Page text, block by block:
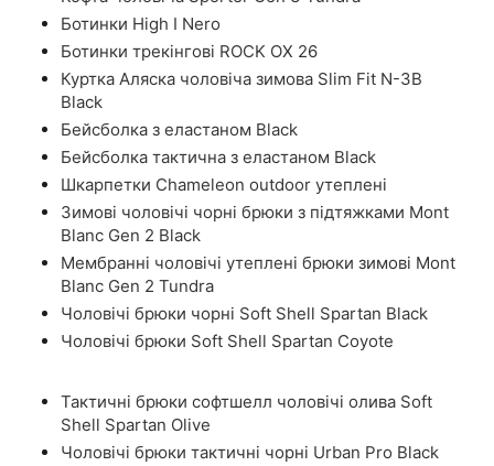
Ботинки High I Nero
Ботинки трекінгові ROCK OX 26
Куртка Аляска чоловіча зимова Slim Fit N-3B
Black
Бейсболка з еластаном Black
Бейсболка тактична з еластаном Black
Шкарпетки Chameleon outdoor утеплені
Зимові чоловічі чорні брюки з підтяжками Mont
Blanc Gen 2 Black
Мембранні чоловічі утеплені брюки зимові Mont
Blanc Gen 2 Tundra
Чоловічі брюки чорні Soft Shell Spartan Black
Чоловічі брюки Soft Shell Spartan Coyote
Тактичні брюки софтшелл чоловічі олива Soft
Shell Spartan Olive
Чоловічі брюки тактичні чорні Urban Pro Black